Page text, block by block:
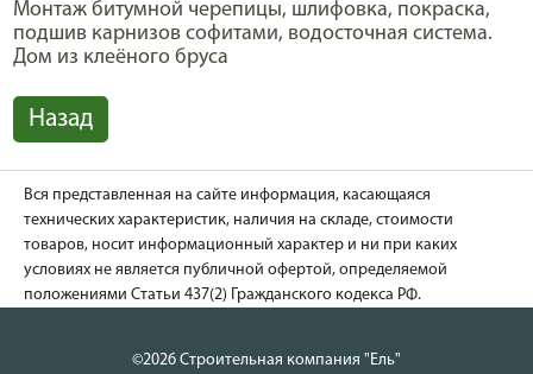
Монтаж битумной черепицы, шлифовка, покраска,
подшив карнизов софитами, водосточная система.
Дом из клеёного бруса
Назад
Вся представленная на сайте информация, касающаяся
технических характеристик, наличия на складе, стоимости
товаров, носит информационный характер и ни при каких
условиях не является публичной офертой, определяемой
положениями Статьи 437(2) Гражданского кодекса РФ.
©2026 Строительная компания "Ель"